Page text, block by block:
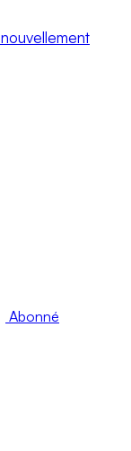
Abonné